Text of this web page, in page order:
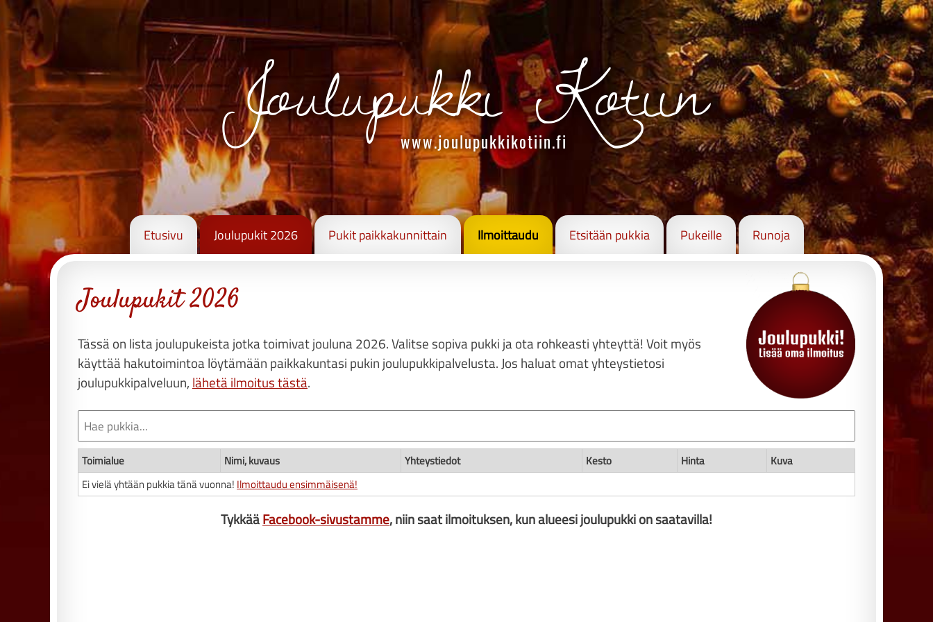
Joulupukki Kotiin
www.joulupukkikotiin.fi
Etusivu Joulupukit 2026 Pukit paikkakunnittain Ilmoittaudu Etsitään pukkia Pukeille Runoja
Joulupukit 2026
Tässä on lista joulupukeista jotka toimivat jouluna 2026. Valitse sopiva pukki ja ota rohkeasti yhteyttä! Voit myös
käyttää hakutoimintoa löytämään paikkakuntasi pukin joulupukkipalvelusta. Jos haluat omat yhteystietosi
joulupukkipalveluun, lähetä ilmoitus tästä.
Toimialue Nimi, kuvaus Yhteystiedot Kesto Hinta
Kuva
Ei vielä yhtään pukkia tänä vuonna! Ilmoittaudu ensimmäisenä!
TykkääFacebook-sivustamme, niin saat ilmoituksen, kun alueesi joulupukki on saatavilla!